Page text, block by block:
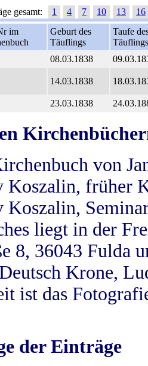
gesamt: 1 4 7 10 13
16
im
Geburt des
Täuflings
Taufe
Täuflings
08.03.1838
14.03.1838
23.03.1838
von
Koszalin, früher
Koszalin,
liegt in der
8, 36043 Fulda
Krone,
ist das
der Einträge